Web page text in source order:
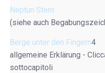
Neptun Stern
(siehe auch
Berge unter den Fingern4
allgemeine Erklärung -
sottocapitoli